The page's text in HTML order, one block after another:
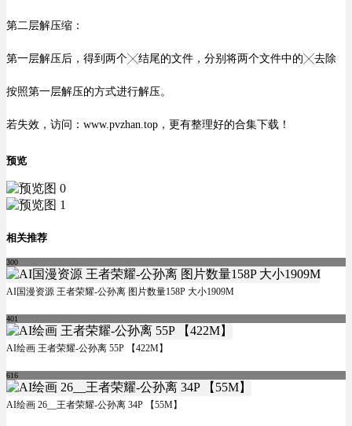
第二层解压缩：
第一层解压后，得到两个╳结尾的文件，分别将两个文件中的╳去除
按照第一层解压的方式进行解压。
若失效，访问：www.pvzhan.top，更有整理好的合集下载！
预览
相关推荐
300
AI国漫资源 王者荣耀-公孙离 图片数量158P 大小1909M
401
AI绘画 王者荣耀-公孙离 55P 【422M】
616
AI绘画 26__王者荣耀-公孙离 34P 【55M】